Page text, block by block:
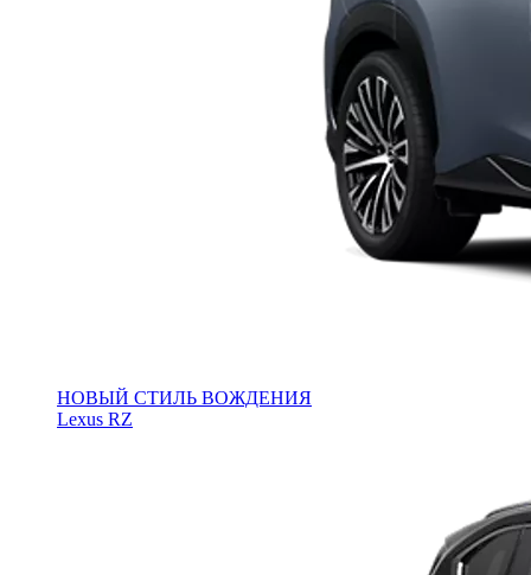
НОВЫЙ СТИЛЬ ВОЖДЕНИЯ
Lexus RZ